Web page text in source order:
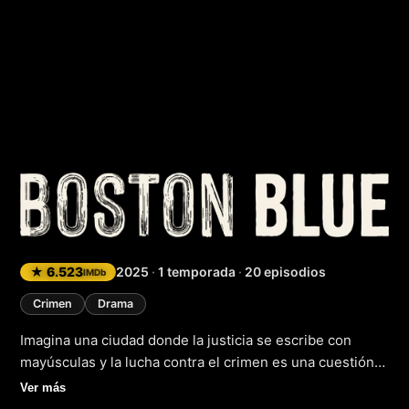
Boston Blue
★ 6.523IMDb 2025 · 1 temporada · 20 episodios
Crimen Drama
Imagina una ciudad donde la justicia se escribe con
mayúsculas y la lucha contra el crimen es una cuestión
de familia. En este entorno, un nuevo héroe emerge en
Ver más